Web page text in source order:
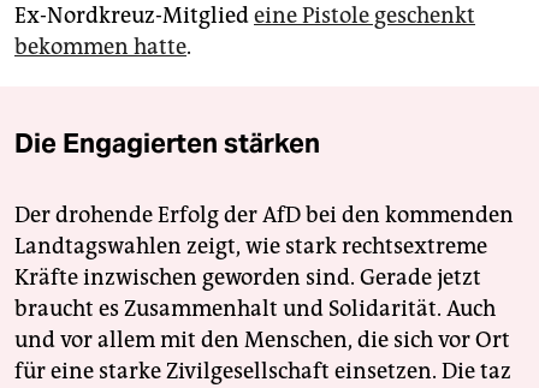
Ex-Nordkreuz-Mitgliedeine Pistole geschenkt
bekommen hatte.
Die Engagierten stärken
Der drohende Erfolg der AfD bei den kommenden
Landtagswahlen zeigt, wie stark rechtsextreme
Kräfte inzwischen geworden sind. Gerade jetzt
braucht es Zusammenhalt und Solidarität. Auch
und vor allem mit den Menschen, die sich vor Ort
für eine starke Zivilgesellschaft einsetzen. Die taz